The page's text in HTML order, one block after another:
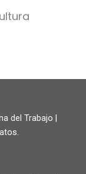
del Trabajo |